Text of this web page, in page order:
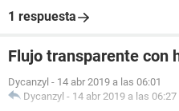
1 respuesta
Flujo transparente con
Dycanzyl - 14 abr 2019 a las 06:01
Dycanzyl - 14 abr 2019 a las 06:27